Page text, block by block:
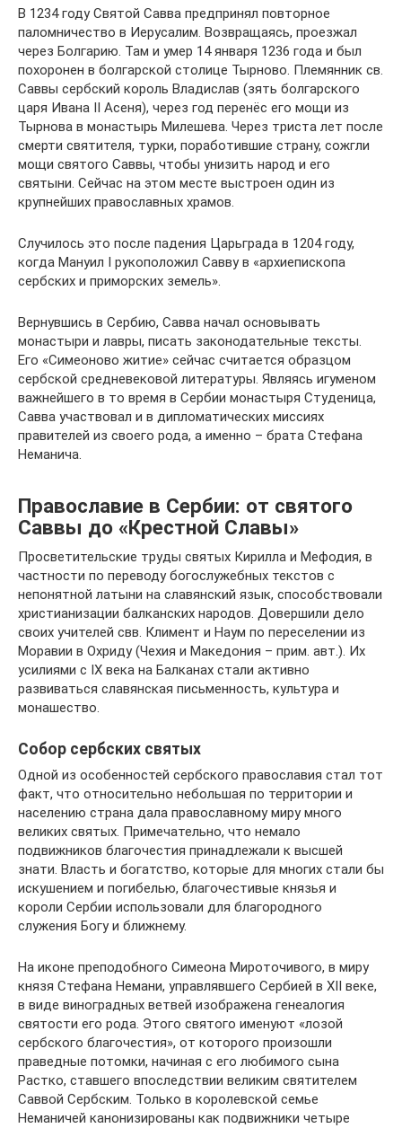
В 1234 году Святой Савва предпринял повторное
паломничество в Иерусалим. Возвращаясь, проезжал
через Болгарию. Там и умер 14 января 1236 года и был
похоронен в болгарской столице Тырново. Племянник св.
Саввы сербский король Владислав (зять болгарского
царя Ивана II Асеня), через год перенёс его мощи из
Тырнова в монастырь Милешева. Через триста лет после
смерти святителя, турки, поработившие страну, сожгли
мощи святого Саввы, чтобы унизить народ и его
святыни. Сейчас на этом месте выстроен один из
крупнейших православных храмов.
Случилось это после падения Царьграда в 1204 году,
когда Мануил I рукоположил Савву в «архиепископа
сербских и приморских земель».
Вернувшись в Сербию, Савва начал основывать
монастыри и лавры, писать законодательные тексты.
Его «Симеоново житие» сейчас считается образцом
сербской средневековой литературы. Являясь игуменом
важнейшего в то время в Сербии монастыря Студеница,
Савва участвовал и в дипломатических миссиях
правителей из своего рода, а именно – брата Стефана
Неманича.
Православие в Сербии: от святого
Саввы до «Крестной Славы»
Просветительские труды святых Кирилла и Мефодия, в
частности по переводу богослужебных текстов с
непонятной латыни на славянский язык, способствовали
христианизации балканских народов. Довершили дело
своих учителей свв. Климент и Наум по переселении из
Моравии в Охриду (Чехия и Македония – прим. авт.). Их
усилиями с IX века на Балканах стали активно
развиваться славянская письменность, культура и
монашество.
Собор сербских святых
Одной из особенностей сербского православия стал тот
факт, что относительно небольшая по территории и
населению страна дала православному миру много
великих святых. Примечательно, что немало
подвижников благочестия принадлежали к высшей
знати. Власть и богатство, которые для многих стали бы
искушением и погибелью, благочестивые князья и
короли Сербии использовали для благородного
служения Богу и ближнему.
На иконе преподобного Симеона Мироточивого, в миру
князя Стефана Немани, управлявшего Сербией в ХII веке,
в виде виноградных ветвей изображена генеалогия
святости его рода. Этого святого именуют «лозой
сербского благочестия», от которого произошли
праведные потомки, начиная с его любимого сына
Растко, ставшего впоследствии великим святителем
Саввой Сербским. Только в королевской семье
Неманичей канонизированы как подвижники четыре